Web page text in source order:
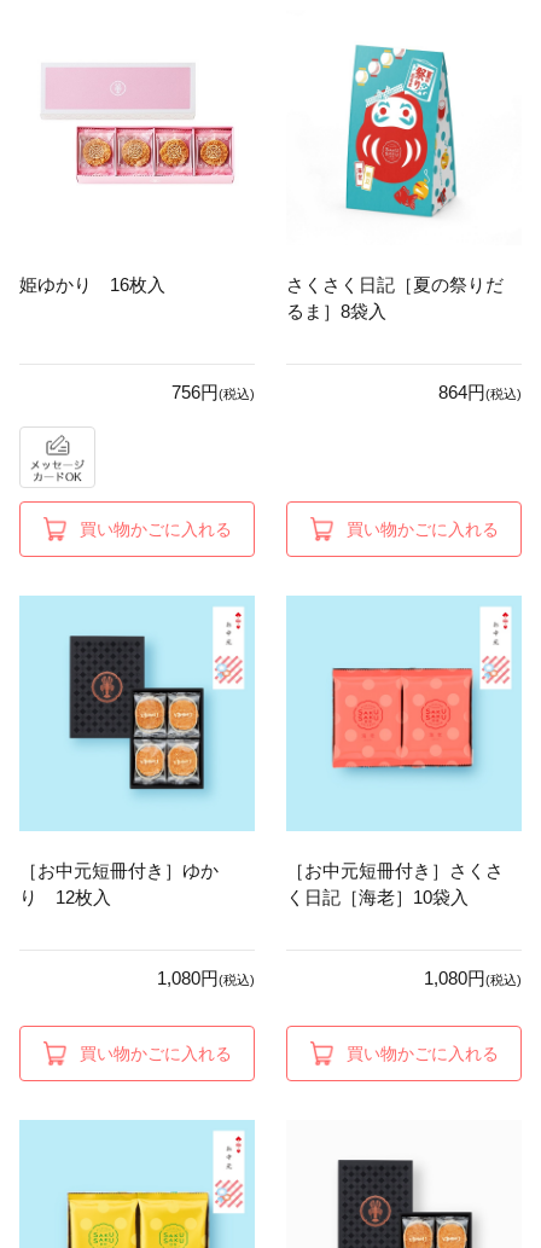
姫ゆかり 16枚入
756円(税込)
買い物かごに入れる
さくさく日記［夏の祭りだ
るま］8袋入
864円(税込)
買い物かごに入れる
［お中元短冊付き］ゆか
り 12枚入
1,080円(税込)
買い物かごに入れる
［お中元短冊付き］さくさ
く日記［海老］10袋入
1,080円(税込)
買い物かごに入れる